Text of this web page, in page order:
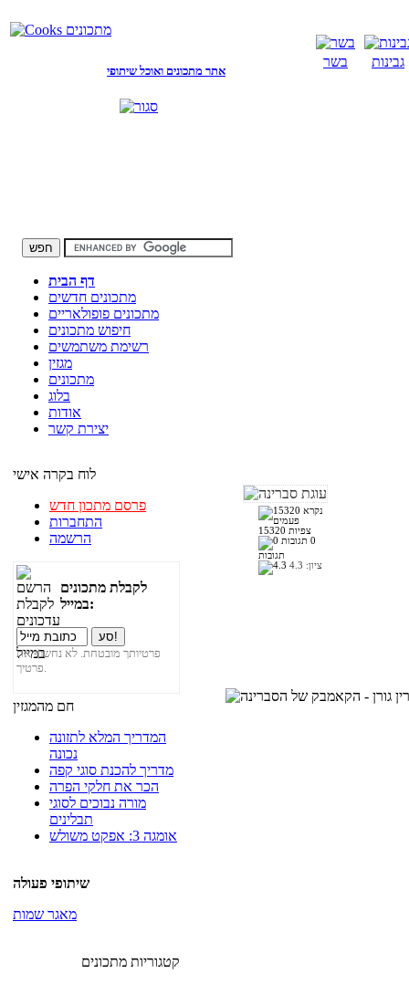
אתר מתכונים ואוכל שיתופי
בשר גבינות
דף הבית
מתכונים חדשים
מתכונים פופולאריים
חיפוש מתכונים
רשימת משתמשים
מגזין
מתכונים
בלוג
אודות
יצירת קשר
לוח בקרה אישי
פרסם מתכון חדש
התחברות
הרשמה
לקבלת מתכונים
במייל:
פרטיותך מובטחת. לא נחשוף את
פרטיך.
חם מהמגזין
המדריך המלא לתזונה
נכונה
מדריך להכנת סוגי קפה
הכר את חלקי הפרה
מורה נבוכים לסוגי
תבלינים
אומגה 3: אפקט משולש
שיתופי פעולה
מאגר שמות
קטגוריות מתכונים
15320 צפיות
0
תגובות
ציון: 4.3